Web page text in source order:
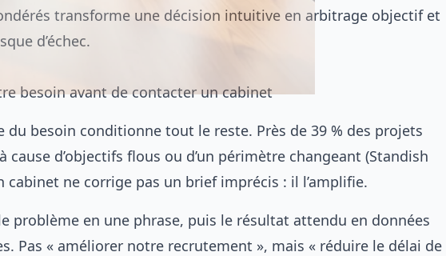
transforme une décision intuitive en arbitrage objectif et
d’échec.
besoin avant de contacter un cabinet
du besoin conditionne tout le reste. Près de 39 % des projets
cause d’objectifs flous ou d’un périmètre changeant (Standish
cabinet ne corrige pas un brief imprécis : il l’amplifie.
problème en une phrase, puis le résultat attendu en données
Pas « améliorer notre recrutement », mais « réduire le délai de